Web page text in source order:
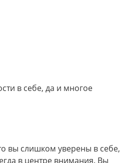
в себе, да и многое
вы слишком уверены в себе,
в центре внимания. Вы